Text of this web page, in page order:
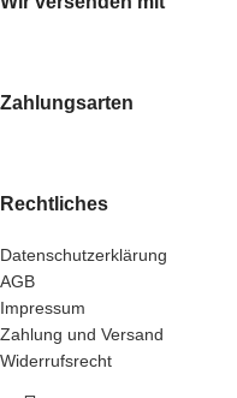
Zahlungsarten
Rechtliches
Datenschutzerklärung
AGB
Impressum
Zahlung und Versand
Widerrufsrecht